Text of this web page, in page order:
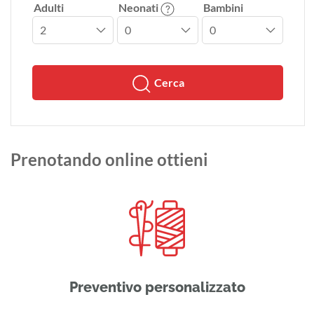
Adulti Neonati Bambini
Cerca
Prenotando online ottieni
Preventivo personalizzato